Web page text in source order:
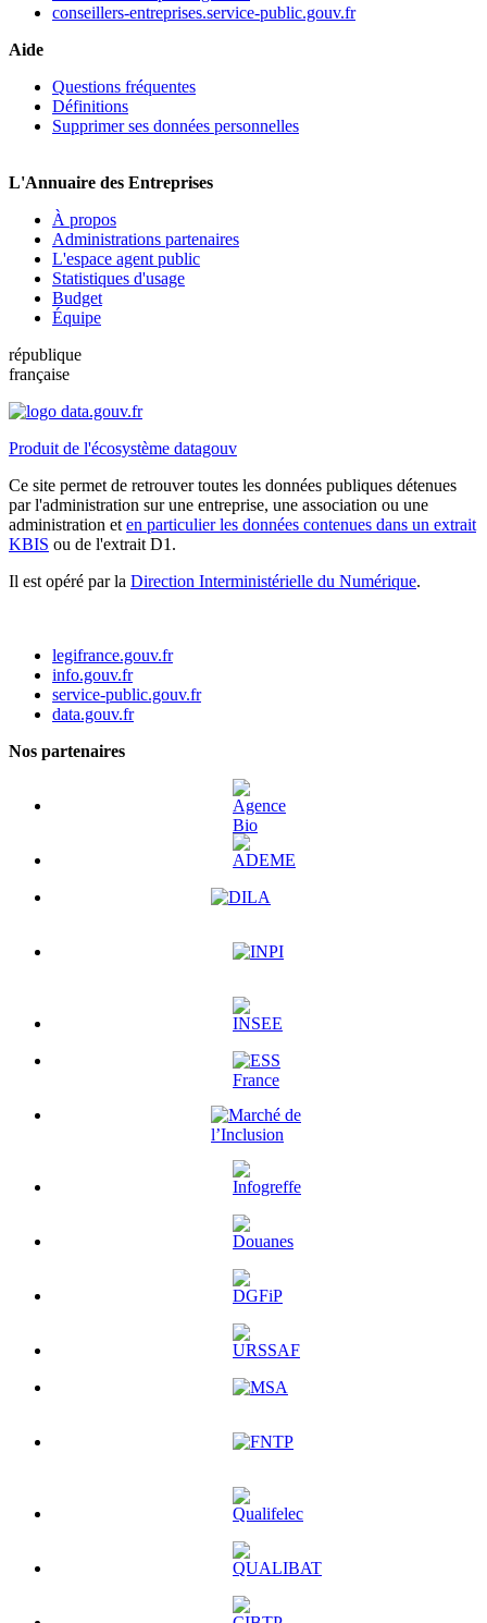
conseillers-entreprises.service-public.gouv.fr
Aide
Questions fréquentes
Définitions
Supprimer ses données personnelles
L'Annuaire des Entreprises
À propos
Administrations partenaires
L'espace agent public
Statistiques d'usage
Budget
Équipe
république
française
Produit de l'écosystème datagouv
Ce site permet de retrouver toutes les données publiques détenues
par l'administration sur une entreprise, une association ou une
administration et en particulier les données contenues dans un extrait
KBIS ou de l'extrait D1.
Il est opéré par la Direction Interministérielle du Numérique.
legifrance.gouv.fr
info.gouv.fr
service-public.gouv.fr
data.gouv.fr
Nos partenaires